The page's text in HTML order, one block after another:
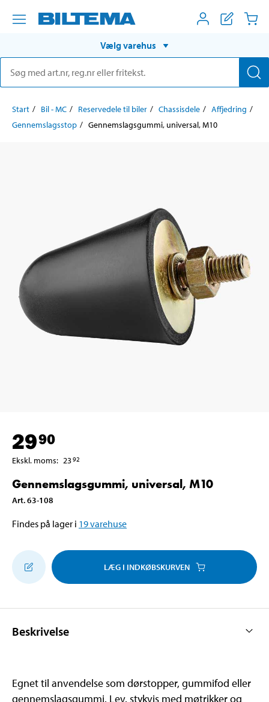
Vælg varehus
Start Bil - MC Reservedele til biler Chassisdele
Affjedring
Gennemslagsstop
Gennemslagsgummi, universal, M10
2990
Ekskl. moms: 2392
Gennemslagsgummi, universal, M10
Art.63-108
Findes på lager i 19varehuse
LÆG I INDKØBSKURVEN
Beskrivelse
Egnet til anvendelse som dørstopper, gummifod eller
gennemslagsgummi. Lev. stykvis med møtrikker og